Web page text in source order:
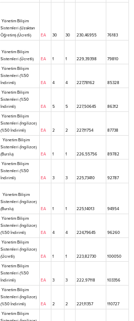
Yönetim Bilişim
Sistemleri (Uzaktan
Öğretim) (Ücretli)
EA 30 30 230,46955 76183
Yönetim Bilişim
Sistemleri (Ücretli)
EA 1 1 229,39398 79810
Yönetim Bilişim
Sistemleri (%50
İndirimli)
EA 4 4 227,78162 85328
Yönetim Bilişim
Sistemleri (%50
İndirimli)
EA 5 5 227,50645 86312
Yönetim Bilişim
Sistemleri (İngilizce)
(%50 İndirimli)
EA 2 2 227,11754 87738
Yönetim Bilişim
Sistemleri (İngilizce)
(Burslu)
EA 1 1 226,55756 89782
Yönetim Bilişim
Sistemleri (%50
İndirimli)
EA 3 3 225,73410 92787
Yönetim Bilişim
Sistemleri (İngilizce)
(Burslu)
EA 1 1 225,14013 94954
Yönetim Bilişim
Sistemleri (İngilizce)
(%50 İndirimli)
EA 4 4 224,79645 96260
Yönetim Bilişim
Sistemleri (İngilizce)
(Ücretli)
EA 1 1 223,82730 100050
Yönetim Bilişim
Sistemleri (%50
İndirimli)
EA 3 3 222,97118 103356
Yönetim Bilişim
Sistemleri (İngilizce)
(%50 İndirimli)
EA 2 2 221,11357 110727
Yönetim Bilişim